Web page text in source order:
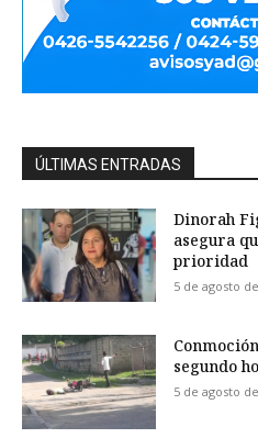
ÚLTIMAS ENTRADAS
Dinorah
asegura
prioridad
5 de agosto
segundo
5 de agosto